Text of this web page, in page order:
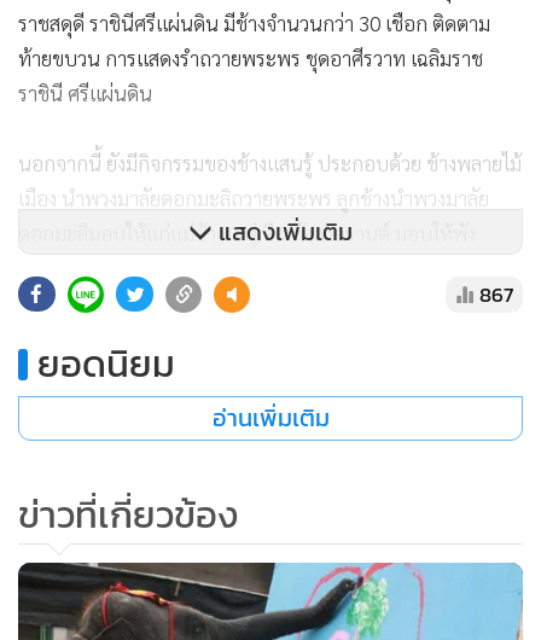
ราชสดุดี ราชินีศรีแผ่นดิน มีช้างจำนวนกว่า 30 เชือก ติดตาม
ท้ายขบวน การแสดงรำถวายพระพร ชุดอาศีรวาท เฉลิมราช
ราชินี ศรีแผ่นดิน
นอกจากนี้ ยังมีกิจกรรมของช้างแสนรู้ ประกอบด้วย ช้างพลายไม้
เมือง นำพวงมาลัยดอกมะลิถวายพระพร ลูกช้างนำพวงมาลัย
ดอกมะลิมอบให้แก่แม่ช้าง 3 คู่ คือ พังสงกรานต์ มอบให้พัง
พังวาสนา
ที่เป็นไฮไลต์ของงาน คือ ช้างพังหยก วัย 11 ปี ใช้ปายงวงตวัด
เขียนคำว่า “ช้างอยู่ได้ด้วยพระบารมีแม่” มีดอกมะลิ กับหัวใจ อยู่
ใจกลางข้อความ ที่สื่อถึงความรัก และความสำนึกในพระ
รอดพ้นการถูกไล่ล่าตราบจนทุกวันนี้ ซึ่งสร้างความประทับใจ
เรียกเสียงปรบมือจากนักท่องเที่ยวจนดังกึกก้อง
นางพัทธนันท์ ขันติสุขพันธุ์ ผู้จัดการทั่วไป กล่าวว่า สวนนงนุช ได้
แสดงเพิ่มเติม
867
ยอดนิยม
อ่านเพิ่มเติม
ข่าวที่เกี่ยวข้อง